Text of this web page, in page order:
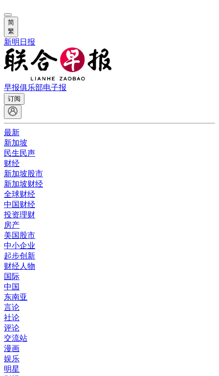
简
繁
新明日报
早报俱乐部电子报
订阅
最新
新加坡
民生民声
财经
新加坡股市
新加坡财经
全球财经
中国财经
投资理财
房产
美国股市
中小企业
起步创新
财经人物
国际
中国
东南亚
言论
社论
评论
交流站
漫画
娱乐
明星